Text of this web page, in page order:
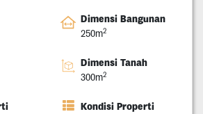
Dimensi Bangunan
250m2
Dimensi Tanah
300m2
Kondisi Properti